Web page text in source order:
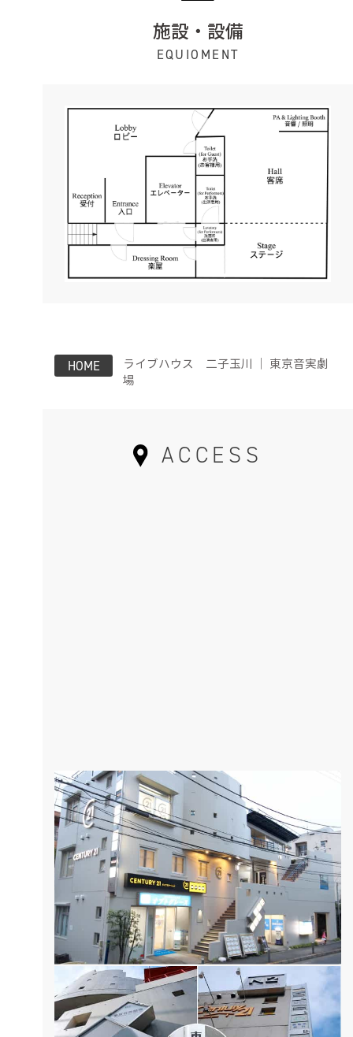
施設・設備
EQUIOMENT
HOME
ライブハウス 二子玉川 ｜ 東京音実劇
場
ACCESS